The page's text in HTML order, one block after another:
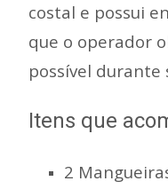
costal e possui
que o operador
possível durante
Itens que
2